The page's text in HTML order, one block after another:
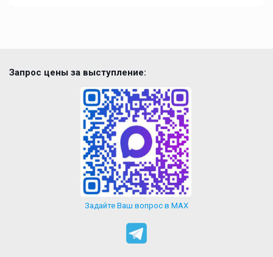
Запрос цены за выступление:
Задайте Ваш вопрос в MAX